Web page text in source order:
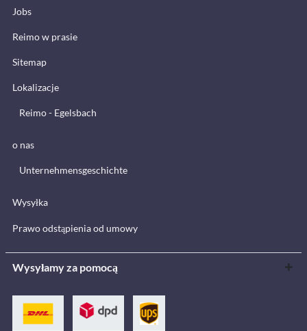
Jobs
Reimo w prasie
Sitemap
Lokalizacje
Reimo - Egelsbach
o nas
Unternehmensgeschichte
Wysyłka
Prawo odstąpienia od umowy
Wysyłamy za pomocą